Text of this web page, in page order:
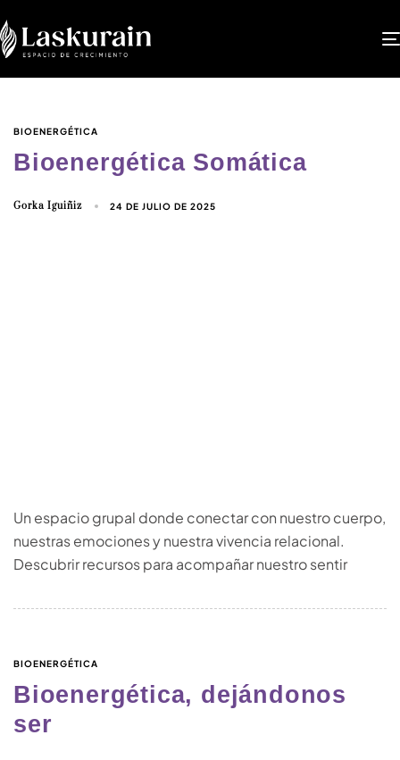
BIOENERGÉTICA
Bioenergética Somática
Gorka Iguiñiz 24 DE JULIO DE 2025
Un espacio grupal donde conectar con nuestro cuerpo,
nuestras emociones y nuestra vivencia relacional.
Descubrir recursos para acompañar nuestro sentir
BIOENERGÉTICA
Bioenergética, dejándonos
ser